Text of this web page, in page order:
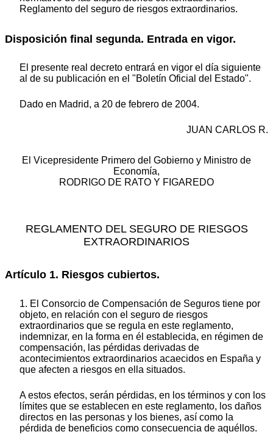
Reglamento del seguro de riesgos extraordinarios.
Disposición final segunda. Entrada en vigor.
El presente real decreto entrará en vigor el día siguiente
al de su publicación en el "Boletín Oficial del Estado".
Dado en Madrid, a 20 de febrero de 2004.
JUAN CARLOS R.
El Vicepresidente Primero del Gobierno y Ministro de
Economía,
RODRIGO DE RATO Y FIGAREDO
REGLAMENTO DEL SEGURO DE RIESGOS
EXTRAORDINARIOS
Artículo 1. Riesgos cubiertos.
1. El Consorcio de Compensación de Seguros tiene por
objeto, en relación con el seguro de riesgos
extraordinarios que se regula en este reglamento,
indemnizar, en la forma en él establecida, en régimen de
compensación, las pérdidas derivadas de
acontecimientos extraordinarios acaecidos en España y
que afecten a riesgos en ella situados.
A estos efectos, serán pérdidas, en los términos y con los
límites que se establecen en este reglamento, los daños
directos en las personas y los bienes, así como la
pérdida de beneficios como consecuencia de aquéllos.